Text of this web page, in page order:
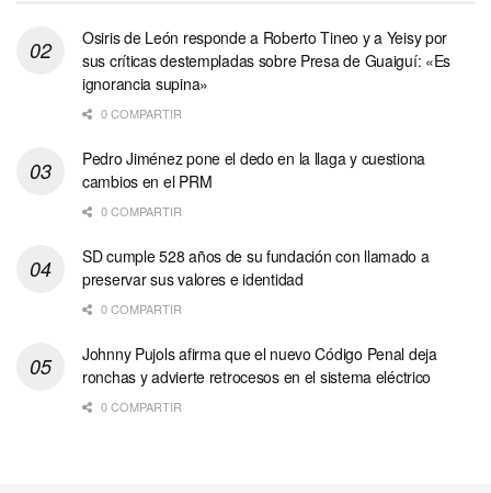
Osiris de León responde a Roberto Tineo y a Yeisy por
sus críticas destempladas sobre Presa de Guaiguí: «Es
ignorancia supina»
0 COMPARTIR
Pedro Jiménez pone el dedo en la llaga y cuestiona
cambios en el PRM
0 COMPARTIR
SD cumple 528 años de su fundación con llamado a
preservar sus valores e identidad
0 COMPARTIR
Johnny Pujols afirma que el nuevo Código Penal deja
ronchas y advierte retrocesos en el sistema eléctrico
0 COMPARTIR